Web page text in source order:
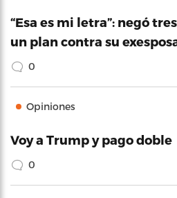
“Esa es mi letra”: negó
un plan contra su
0
Opiniones
Voy a Trump y pago doble
0